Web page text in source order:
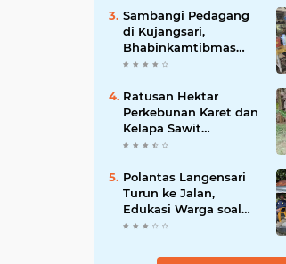
Lingkungan
Sambangi Pedagang
di Kujangsari,
Bhabinkamtibmas
Dorong Ketahanan
Keamanan
Lingkungan
Ratusan Hektar
Perkebunan Karet dan
Kelapa Sawit
terendam banjir
Polantas Langensari
Turun ke Jalan,
Edukasi Warga soal
Lalu Lintas dan
Berkendara